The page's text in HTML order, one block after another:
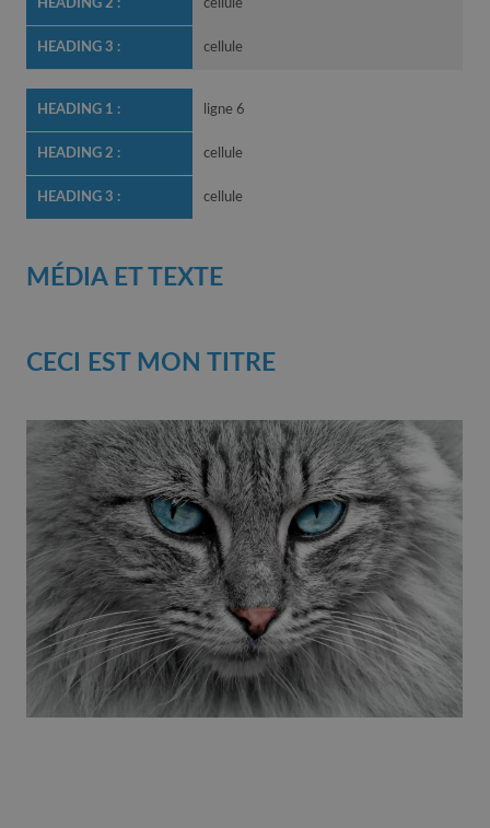
cellule
cellule
ligne 6
cellule
cellule
MÉDIA ET TEXTE
CECI EST MON TITRE